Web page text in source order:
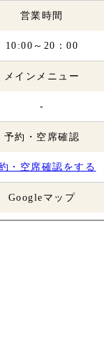
営業時間
10:00～20：00
メインメニュー
-
予約・空席確認
・空席確認をする
Googleマップ